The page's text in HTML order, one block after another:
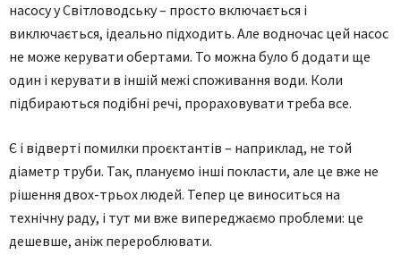
насосу у Світловодську – просто включається і
виключається, ідеально підходить. Але водночас цей насос
не може керувати обертами. То можна було б додати ще
один і керувати в іншій межі споживання води. Коли
підбираються подібні речі, прораховувати треба все.
Є і відверті помилки проєктантів – наприклад, не той
діаметр труби. Так, плануємо інші покласти, але це вже не
рішення двох-трьох людей. Тепер це виноситься на
технічну раду, і тут ми вже випереджаємо проблеми: це
дешевше, аніж перероблювати.